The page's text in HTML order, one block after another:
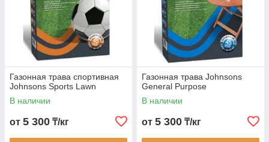
Газонная трава спортивная
Johnsons Sports Lawn
В наличии
от 5 300 ₸/кг
Газонная трава Johnsons
General Purpose
В наличии
от 5 300 ₸/кг